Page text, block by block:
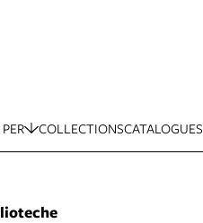
COLLECTIONSCATALOGUES